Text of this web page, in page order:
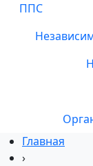
ППС
Главная
›